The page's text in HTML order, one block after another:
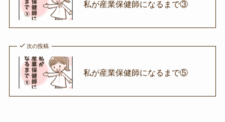
私が産業保健師になるまで③
次の投稿
私が産業保健師になるまで⑤